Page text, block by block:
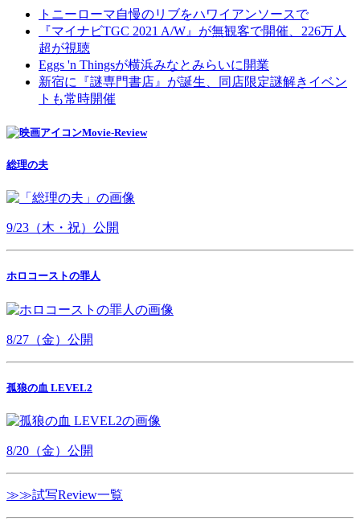
トニーローマ自慢のリブをハワイアンソースで
『マイナビTGC 2021 A/W』が無観客で開催、226万人
超が視聴
Eggs 'n Thingsが横浜みなとみらいに開業
新宿に『謎専門書店』が誕生、同店限定謎解きイベン
トも常時開催
Movie-Review
総理の夫
9/23（木・祝）公開
ホロコーストの罪人
8/27（金）公開
孤狼の血 LEVEL2
8/20（金）公開
≫≫試写Review一覧